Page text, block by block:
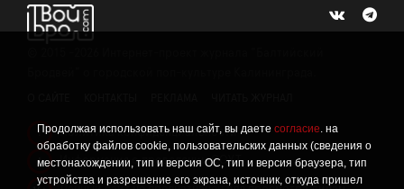
Продолжая использовать наш сайт, вы даете согласие. на
обработку файлов cookie, пользовательских данных (сведения о
местонахождении, тип и версия ОС, тип и версия браузера, тип
устройства и разрешение его экрана, источник, откуда пришел
! Политика конфиденциальности
! Информация о проведении СОУТ